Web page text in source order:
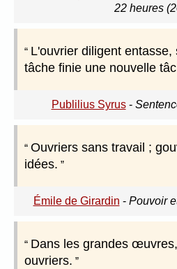
22 heures
L'ouvrier diligent
tâche finie une nouvelle
Publilius Syrus-
Ouvriers sans travail ;
idées.
Émile de Girardin - Pouvoir
Dans les grandes
ouvriers.